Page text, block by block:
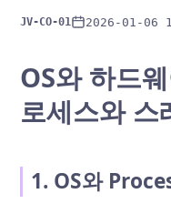
JV-CO-01 2026-01-06
OS와 하드
로세스와 스
1. OS와